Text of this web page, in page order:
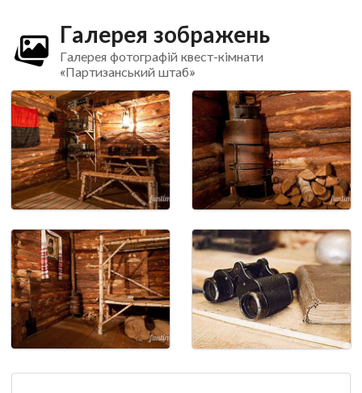
Галерея зображень
Галерея фотографій квест-кімнати
«Партизанський штаб»